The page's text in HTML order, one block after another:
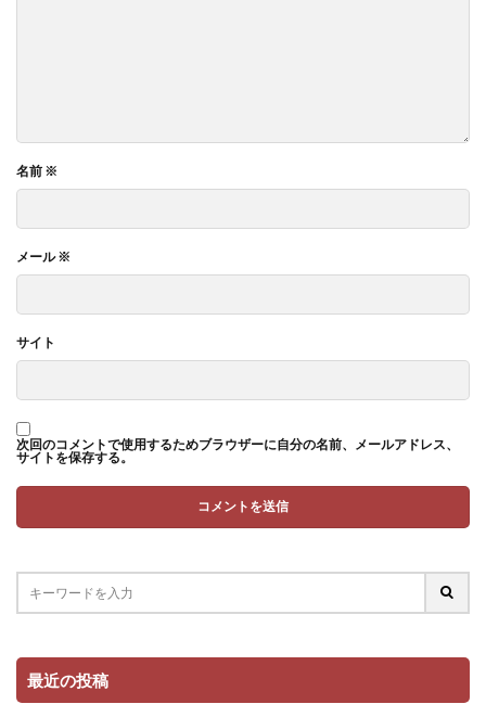
名前 ※
メール※
サイト
次回のコメントで使用するためブラウザーに自分の名前、メールアドレス、
サイトを保存する。
最近の投稿